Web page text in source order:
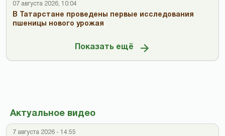
07 августа 2026, 10:04
В Татарстане проведены первые исследования
пшеницы нового урожая
Показать ещё
Актуальное видео
7 августа 2026 - 14:55